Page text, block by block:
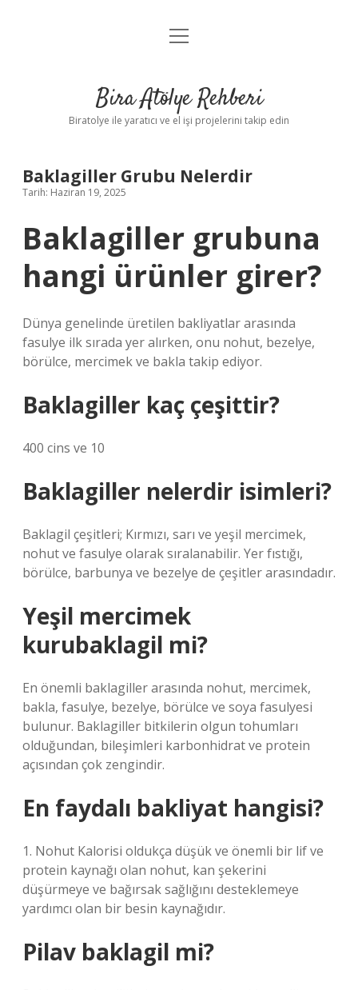
Anasayfa
Yasal Uyarı
menüyü
Bira Atölye Rehberi
Biratolye ile yaratıcı ve el işi projelerini takip edin
Baklagiller Grubu Nelerdir
Tarih: Haziran 19, 2025
Baklagiller grubuna
hangi ürünler girer?
Dünya genelinde üretilen bakliyatlar arasında
fasulye ilk sırada yer alırken, onu nohut, bezelye,
börülce, mercimek ve bakla takip ediyor.
Baklagiller kaç çeşittir?
400 cins ve 10
Baklagiller nelerdir isimleri?
Baklagil çeşitleri; Kırmızı, sarı ve yeşil mercimek,
nohut ve fasulye olarak sıralanabilir. Yer fıstığı,
börülce, barbunya ve bezelye de çeşitler arasındadır.
Yeşil mercimek
kurubaklagil mi?
En önemli baklagiller arasında nohut, mercimek,
bakla, fasulye, bezelye, börülce ve soya fasulyesi
bulunur. Baklagiller bitkilerin olgun tohumları
olduğundan, bileşimleri karbonhidrat ve protein
açısından çok zengindir.
En faydalı bakliyat hangisi?
1. Nohut Kalorisi oldukça düşük ve önemli bir lif ve
protein kaynağı olan nohut, kan şekerini
düşürmeye ve bağırsak sağlığını desteklemeye
yardımcı olan bir besin kaynağıdır.
Pilav baklagil mi?